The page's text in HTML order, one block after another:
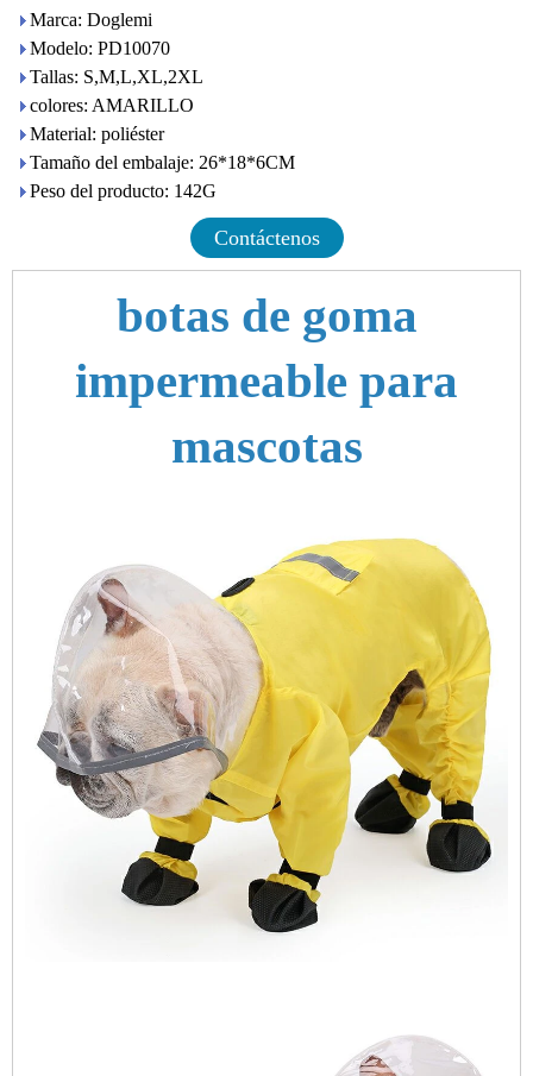
Marca: Doglemi
Modelo: PD10070
Tallas: S,M,L,XL,2XL
colores: AMARILLO
Material: poliéster
Tamaño del embalaje: 26*18*6CM
Peso del producto: 142G
Contáctenos
botas de goma
impermeable para
mascotas